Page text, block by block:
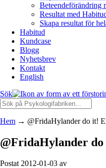
Beteendeförändring
Resultat med
Skapa resultat för
Habitud
Kundcase
Blogg
Nyhetsbrev
Kontakt
English
Sök
Hem → @FridaHylander do it!
@FridaHylander
Postat 2012-01-03 av